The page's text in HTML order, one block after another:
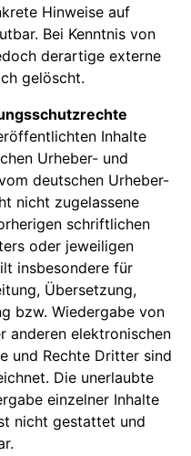
Hinweise auf
Bei Kenntnis von
derartige externe
gelöscht.
Inhalte
Urheber- und
deutschen Urheber-
nicht zugelassene
schriftlichen
oder jeweiligen
insbesondere für
Übersetzung,
bzw. Wiedergabe von
anderen elektronischen
und Rechte Dritter sind
Die unerlaubte
einzelner Inhalte
nicht gestattet und